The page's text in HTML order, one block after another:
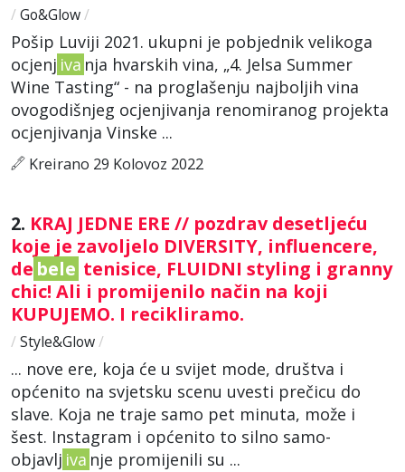
/ Go&Glow/
Pošip Luviji 2021. ukupni je pobjednik velikoga
ocjenj iva nja hvarskih vina, „4. Jelsa Summer
Wine Tasting“ - na proglašenju najboljih vina
ovogodišnjeg ocjenjivanja renomiranog projekta
ocjenjivanja Vinske ...
Kreirano 29 Kolovoz 2022
2. KRAJ JEDNE ERE // pozdrav desetljeću
koje je zavoljelo DIVERSITY, influencere,
de bele tenisice, FLUIDNI styling i granny
chic! Ali i promijenilo način na koji
KUPUJEMO. I recikliramo.
/ Style&Glow/
... nove ere, koja će u svijet mode, društva i
općenito na svjetsku scenu uvesti prečicu do
slave. Koja ne traje samo pet minuta, može i
šest. Instagram i općenito to silno samo-
objavlj iva nje promijenili su ...